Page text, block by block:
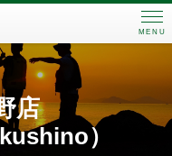
MENU
店
）